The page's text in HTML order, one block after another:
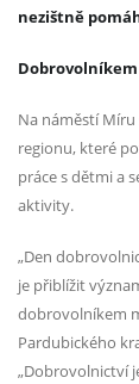
nezištně
Na náměstí
regionu, které
práce s dětmi a
aktivity.
„Den
je přiblížit
dobrovolníkem
Pardubického
„Dobrovolnictví